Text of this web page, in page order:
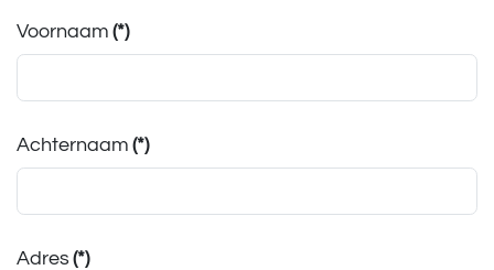
Voornaam (*)
Achternaam (*)
Adres (*)